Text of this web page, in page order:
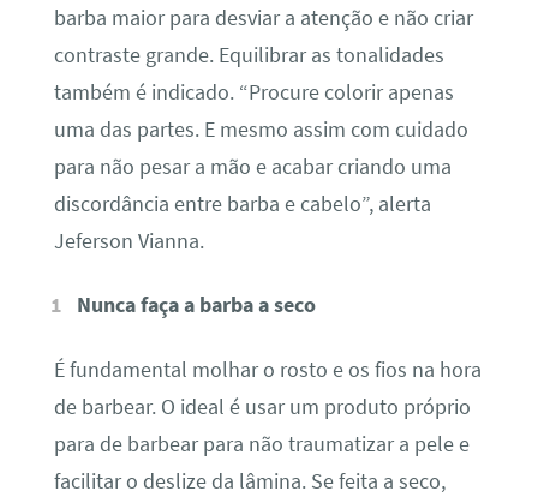
barba maior para desviar a atenção e não criar
contraste grande. Equilibrar as tonalidades
também é indicado. “Procure colorir apenas
uma das partes. E mesmo assim com cuidado
para não pesar a mão e acabar criando uma
discordância entre barba e cabelo”, alerta
Jeferson Vianna.
Nunca faça a barba a seco
É fundamental molhar o rosto e os fios na hora
de barbear. O ideal é usar um produto próprio
para de barbear para não traumatizar a pele e
facilitar o deslize da lâmina. Se feita a seco,